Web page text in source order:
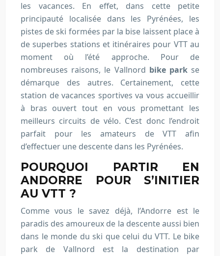
les vacances. En effet, dans cette petite
principauté localisée dans les Pyrénées, les
pistes de ski formées par la bise laissent place à
de superbes stations et itinéraires pour VTT au
moment où l’été approche. Pour de
nombreuses raisons, le Vallnord bike parkse
démarque des autres. Certainement, cette
station de vacances sportives va vous accueillir
à bras ouvert tout en vous promettant les
meilleurs circuits de vélo. C’est donc l’endroit
parfait pour les amateurs de VTT afin
d’effectuer une descente dans les Pyrénées.
POURQUOI PARTIR EN
ANDORRE POUR S’INITIER
AU VTT ?
Comme vous le savez déjà, l’Andorre est le
paradis des amoureux de la descente aussi bien
dans le monde du ski que celui du VTT. Le bike
park de Vallnord est la destination par